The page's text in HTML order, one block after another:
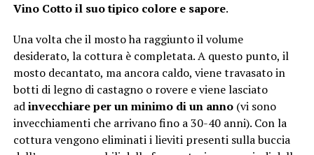
Vino Cotto il suo tipico colore e sapore.
Una volta che il mosto ha raggiunto il volume
desiderato, la cottura è completata. A questo punto, il
mosto decantato, ma ancora caldo, viene travasato in
botti di legno di castagno o rovere e viene lasciato
adinvecchiare per un minimo di un anno(vi sono
invecchiamenti che arrivano fino a 30-40 anni). Con la
cottura vengono eliminati i lieviti presenti sulla buccia